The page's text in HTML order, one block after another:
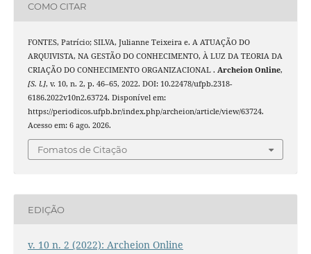
COMO CITAR
FONTES, Patrício; SILVA, Julianne Teixeira e. A ATUAÇÃO DO
ARQUIVISTA, NA GESTÃO DO CONHECIMENTO, À LUZ DA TEORIA DA
CRIAÇÃO DO CONHECIMENTO ORGANIZACIONAL . Archeion Online,
[S. l.], v. 10, n. 2, p. 46–65, 2022. DOI: 10.22478/ufpb.2318-
6186.2022v10n2.63724. Disponível em:
https://periodicos.ufpb.br/index.php/archeion/article/view/63724.
Acesso em: 6 ago. 2026.
Fomatos de Citação
EDIÇÃO
v. 10 n. 2 (2022): Archeion Online